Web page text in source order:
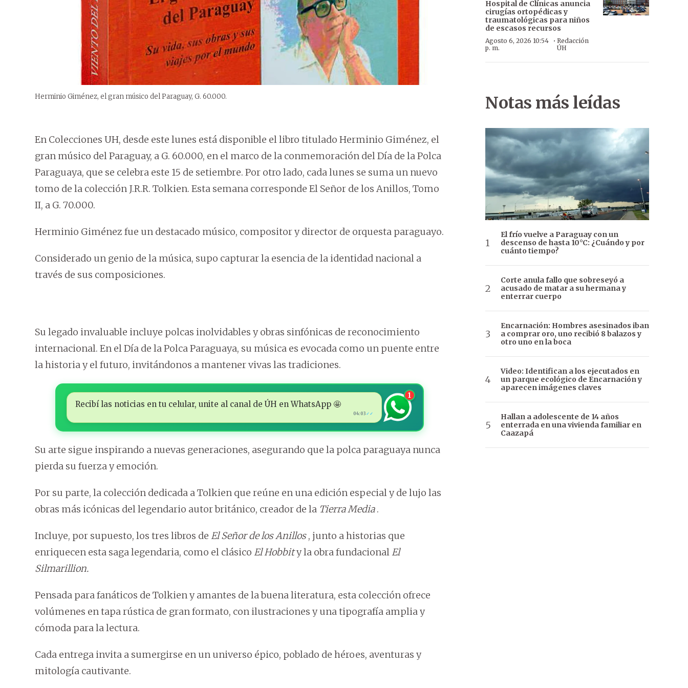
Herminio Giménez, el gran músico del Paraguay, G. 60.000.
En Colecciones UH, desde este lunes está disponible el libro titulado Herminio Giménez, el
gran músico del Paraguay, a G. 60.000, en el marco de la conmemoración del Día de la Polca
Paraguaya, que se celebra este 15 de setiembre. Por otro lado, cada lunes se suma un nuevo
tomo de la colección J.R.R. Tolkien. Esta semana corresponde El Señor de los Anillos, Tomo
II, a G. 70.000.
Herminio Giménez fue un destacado músico, compositor y director de orquesta paraguayo.
Considerado un genio de la música, supo capturar la esencia de la identidad nacional a
través de sus composiciones.
Su legado invaluable incluye polcas inolvidables y obras sinfónicas de reconocimiento
internacional. En el Día de la Polca Paraguaya, su música es evocada como un puente entre
la historia y el futuro, invitándonos a mantener vivas las tradiciones.
Recibí las noticias en tu celular, unite al canal de ÚH en WhatsApp 🤩
04:03 ✓✓
1
Su arte sigue inspirando a nuevas generaciones, asegurando que la polca paraguaya nunca
pierda su fuerza y emoción.
Por su parte, la colección dedicada a Tolkien que reúne en una edición especial y de lujo las
obras más icónicas del legendario autor británico, creador de la Tierra Media.
Incluye, por supuesto, los tres libros de El Señor de los Anillos, junto a historias que
enriquecen esta saga legendaria, como el clásico El Hobbity la obra fundacionalEl
Silmarillion.
Pensada para fanáticos de Tolkien y amantes de la buena literatura, esta colección ofrece
volúmenes en tapa rústica de gran formato, con ilustraciones y una tipografía amplia y
cómoda para la lectura.
Cada entrega invita a sumergirse en un universo épico, poblado de héroes, aventuras y
mitología cautivante.
Hospital de Clínicas anuncia
cirugías ortopédicas y
traumatológicas para niños
de escasos recursos
Agosto 6, 2026 10:54
p. m.
· Redacción
ÚH
Notas más leídas
El frío vuelve a Paraguay con un
descenso de hasta 10°C: ¿Cuándo y por
cuánto tiempo?
Corte anula fallo que sobreseyó a
acusado de matar a su hermana y
enterrar cuerpo
Encarnación: Hombres asesinados iban
a comprar oro, uno recibió 8 balazos y
otro uno en la boca
Video: Identifican a los ejecutados en
un parque ecológico de Encarnación y
aparecen imágenes claves
Hallan a adolescente de 14 años
enterrada en una vivienda familiar en
Caazapá